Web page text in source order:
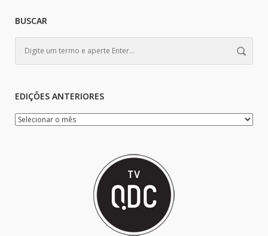
BUSCAR
EDIÇÕES ANTERIORES